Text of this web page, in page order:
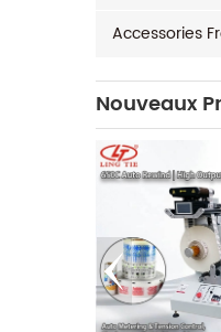
Accessories
Nouveaux